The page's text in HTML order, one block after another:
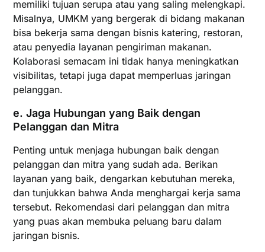
memiliki tujuan serupa atau yang saling melengkapi.
Misalnya, UMKM yang bergerak di bidang makanan
bisa bekerja sama dengan bisnis katering, restoran,
atau penyedia layanan pengiriman makanan.
Kolaborasi semacam ini tidak hanya meningkatkan
visibilitas, tetapi juga dapat memperluas jaringan
pelanggan.
e.Jaga Hubungan yang Baik dengan
Pelanggan dan Mitra
Penting untuk menjaga hubungan baik dengan
pelanggan dan mitra yang sudah ada. Berikan
layanan yang baik, dengarkan kebutuhan mereka,
dan tunjukkan bahwa Anda menghargai kerja sama
tersebut. Rekomendasi dari pelanggan dan mitra
yang puas akan membuka peluang baru dalam
jaringan bisnis.